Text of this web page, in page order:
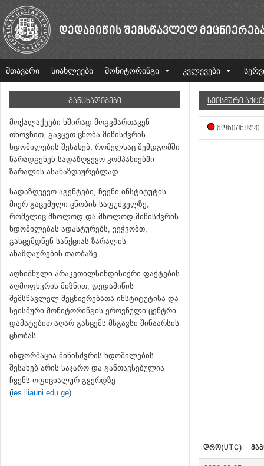
ᲓᲔᲓᲐᲛᲘᲬᲘᲡ ᲨᲔᲛᲡᲬᲐᲕᲚᲔᲚ
მთავარი სიახლეები მონიტორინგი კვლევები
ᲒᲐᲜᲪᲮᲐᲓᲔᲑᲔᲑᲘ
მოქალაქეები ხშირად მოგვმართავენ
თხოვნით, გავცეთ ცნობა მიწისძვრის
ხდომილების შესახებ, რომელსაც შემდგომში
წარადგენენ სადაზღვევო კომპანიებში
ზარალის ასანაზღაურებლად.
სადაზღვევო აგენტები, ჩვენი ინსტიტუტის
მიერ გაცემული ცნობის საფუძველზე,
რომელიც მხოლოდ და მხოლოდ მიწისძვრის
ხდომილებას ადასტურებს, ვეჭვობთ,
გასცემდნენ სანქციას ზარალის
ანაზღაურების თაობაზე.
აღნიშნული არაკეთილსინდისიერი ფაქტების
აღმოფხვრის მიზნით, დედამიწის
შემსწავლელ მეცნიერებათა ინსტიტუტისა და
სეისმური მონიტორინგის ეროვნული ცენტრი
დამატებით აღარ გასცემს მსგავსი შინაარსის
ცნობას.
ინფორმაცია მიწისძვრის ხდომილების
შესახებ არის საჯარო და განთავსებულია
ჩვენს ოფიციალურ გვერდზე
(ies.iliauni.edu.ge).
ᲡᲔᲘᲡᲛᲣᲠᲘ
ᲛᲝᲜᲘᲨᲜᲣᲚᲘ
ᲓᲠᲝ(UTC)